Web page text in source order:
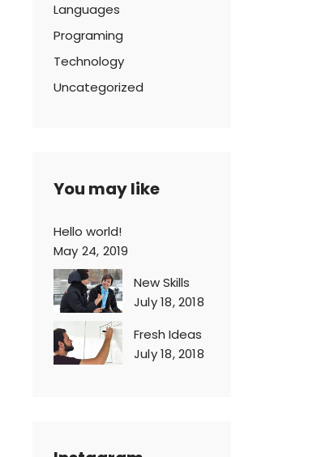
Languages
Programing
Technology
Uncategorized
You may like
Hello world!
May 24, 2019
New Skills
July 18, 2018
Fresh Ideas
July 18, 2018